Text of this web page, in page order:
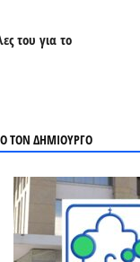
του για το
ΤΟΝ ΔΗΜΙΟΥΡΓΟ